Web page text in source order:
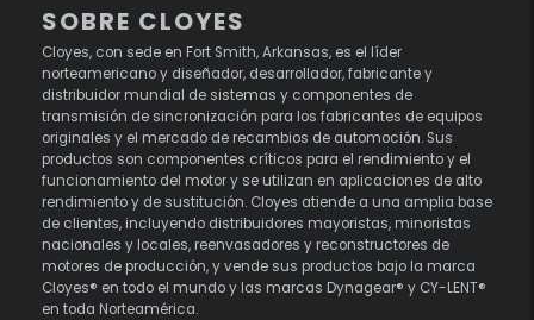
SOBRE CLOYES
Cloyes, con sede en Fort Smith, Arkansas, es el líder
norteamericano y diseñador, desarrollador, fabricante y
distribuidor mundial de sistemas y componentes de
transmisión de sincronización para los fabricantes de equipos
originales y el mercado de recambios de automoción. Sus
productos son componentes críticos para el rendimiento y el
funcionamiento del motor y se utilizan en aplicaciones de alto
rendimiento y de sustitución. Cloyes atiende a una amplia base
de clientes, incluyendo distribuidores mayoristas, minoristas
nacionales y locales, reenvasadores y reconstructores de
motores de producción, y vende sus productos bajo la marca
Cloyes® en todo el mundo y las marcas Dynagear® y CY-LENT®
en toda Norteamérica.